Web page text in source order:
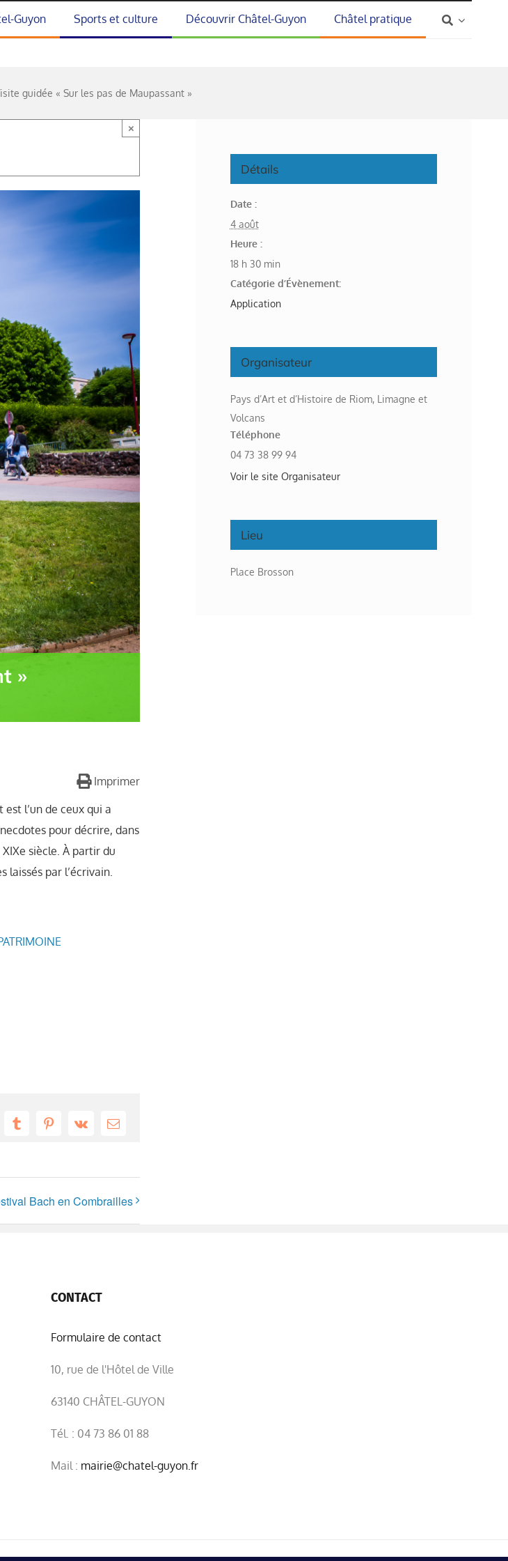
Guyon Sports et culture Découvrir Châtel-Guyon Châtel pratique
guidée « Sur les pas de Maupassant »
×
»
Imprimer
l’un de ceux qui a
pour décrire, dans
siècle. À partir du
laissés par l’écrivain.
TumblrPinterest
Vk Email
Bach en Combrailles
Détails
Date :
4 août
Heure :
18 h 30 min
Catégorie d’Évènement:
Application
Organisateur
Pays d’Art et d’Histoire de Riom, Limagne et
Volcans
Téléphone
04 73 38 99 94
Voir le site Organisateur
Lieu
Place Brosson
CONTACT
Formulaire de contact
10, rue de l'Hôtel de Ville
63140 CHÂTEL-GUYON
Tél. : 04 73 86 01 88
Mail : mairie@chatel-guyon.fr